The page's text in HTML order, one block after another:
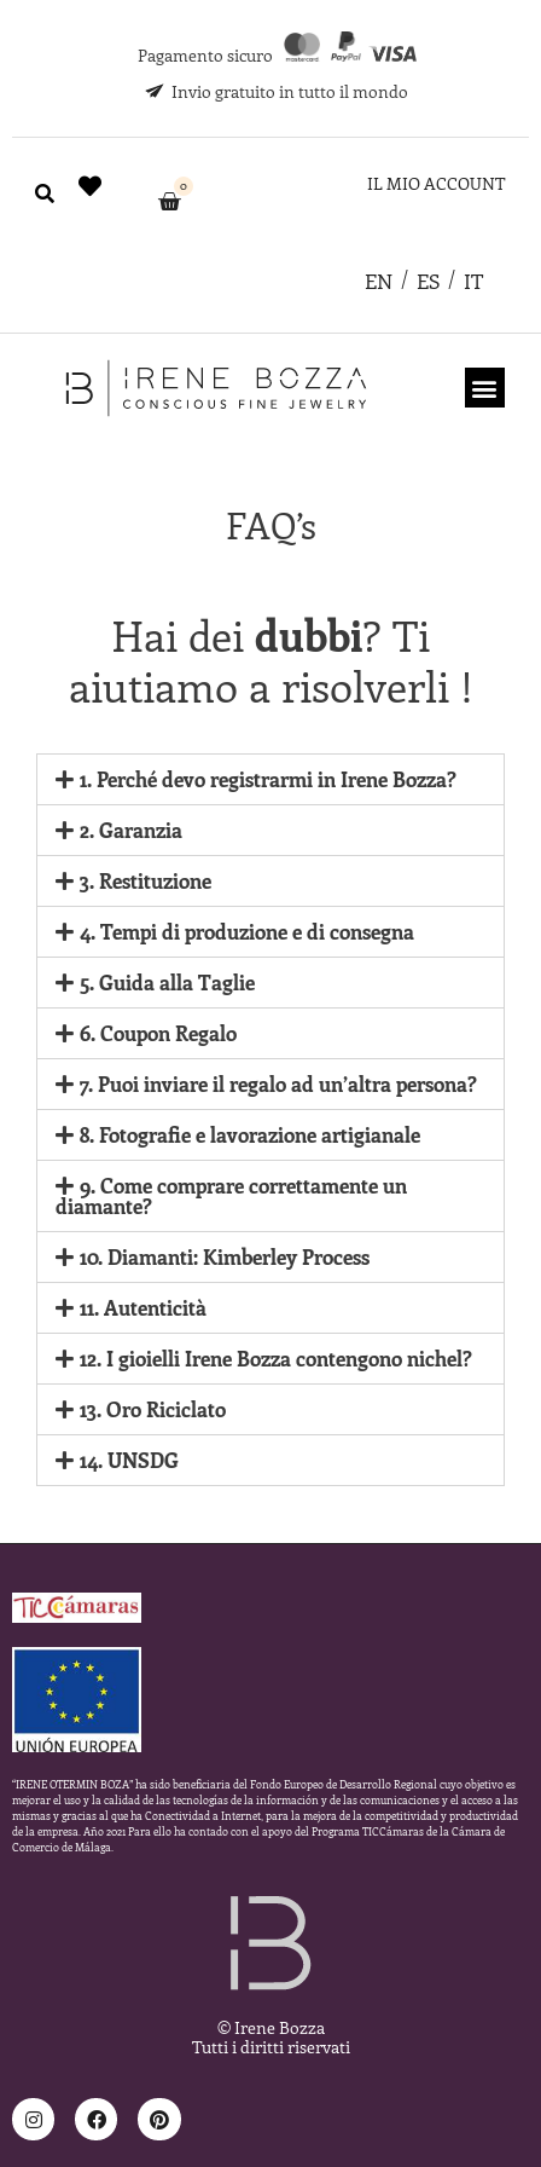
Pagamento sicuro
Invio gratuito in tutto il mondo
0 IL MIO ACCOUNT
EN ES IT
FAQ’s
Hai deidubbi? Ti
aiutiamo a risolverli !
1. Perché devo registrarmi in Irene Bozza?
2. Garanzia
3. Restituzione
4. Tempi di produzione e di consegna
5. Guida alla Taglie
6. Coupon Regalo
7. Puoi inviare il regalo ad un’altra persona?
8. Fotografie e lavorazione artigianale
9. Come comprare correttamente un
diamante?
10. Diamanti: Kimberley Process
11. Autenticità
12. I gioielli Irene Bozza contengono nichel?
13. Oro Riciclato
14. UNSDG
“IRENE OTERMIN BOZA” ha sido beneficiaria del Fondo Europeo de Desarrollo Regional cuyo objetivo es
mejorar el uso y la calidad de las tecnologías de la información y de las comunicaciones y el acceso a las
mismas y gracias al que ha Conectividad a Internet, para la mejora de la competitividad y productividad
de la empresa. Año 2021 Para ello ha contado con el apoyo del Programa TICCámaras de la Cámara de
Comercio de Málaga.
© Irene Bozza
Tutti i diritti riservati